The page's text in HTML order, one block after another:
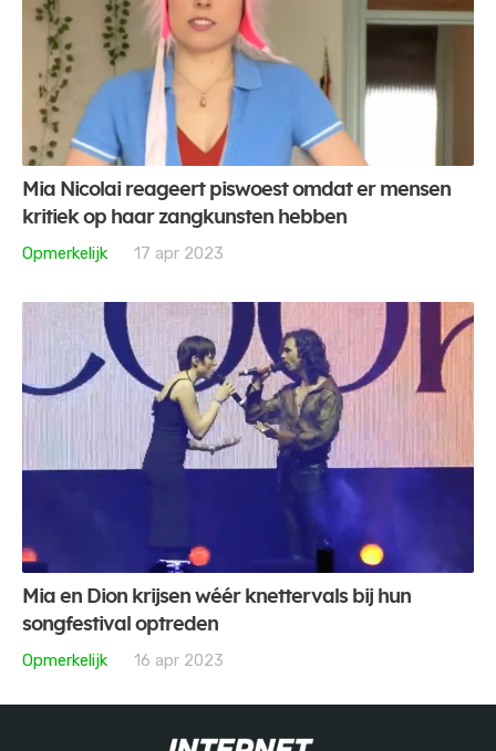
Mia Nicolai reageert piswoest omdat er mensen
kritiek op haar zangkunsten hebben
Opmerkelijk
17 apr 2023
Mia en Dion krijsen wéér knettervals bij hun
songfestival optreden
Opmerkelijk
16 apr 2023